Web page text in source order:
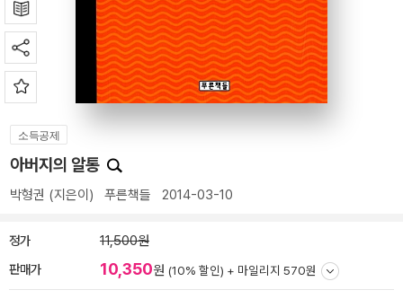
소득공제
아버지의 알통
박형권 (지은이) 푸른책들 2014-03-10
정가 11,500원
판매가 10,350원 (10% 할인) + 마일리지 570원